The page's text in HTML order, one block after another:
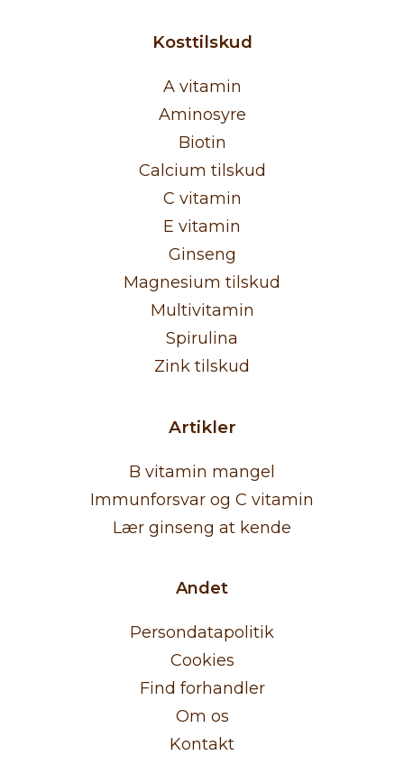
Kosttilskud
A vitamin
Aminosyre
Biotin
Calcium tilskud
C vitamin
E vitamin
Ginseng
Magnesium tilskud
Multivitamin
Spirulina
Zink tilskud
Artikler
B vitamin mangel
Immunforsvar og C vitamin
Lær ginseng at kende
Andet
Persondatapolitik
Cookies
Find forhandler
Om os
Kontakt